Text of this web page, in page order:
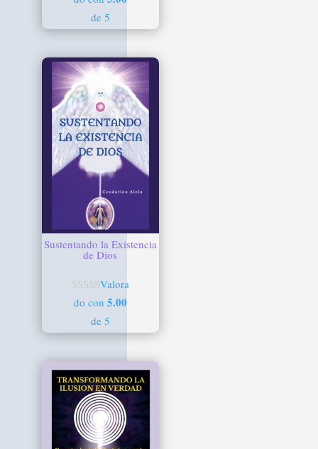
de 5
Sustentando la Existencia
de Dios
Valora
do con 5.00
de 5